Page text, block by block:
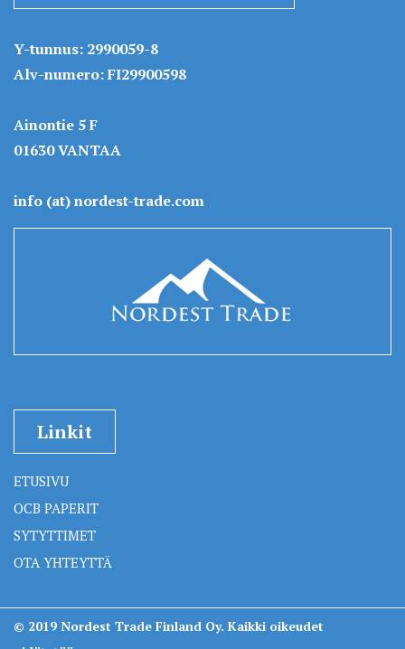
Y-tunnus: 2990059-8
Alv-numero: FI29900598
Ainontie 5 F
01630 VANTAA
info (at) nordest-trade.com
Linkit
ETUSIVU
OCB PAPERIT
SYTYTTIMET
OTA YHTEYTTÄ
© 2019 Nordest Trade Finland Oy. Kaikki oikeudet